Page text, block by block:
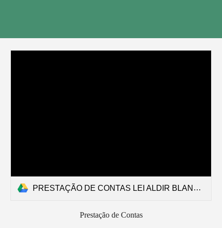
PRESTAÇÃO DE CONTAS LEI ALDIR BLANC – COMUNICADO 022021 – ITEM 6-B e 6-C.pdf
Prestação de Contas